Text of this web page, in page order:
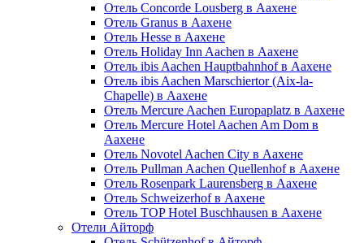
Отель Concorde Lousberg в Аахене
Отель Granus в Аахене
Отель Hesse в Аахене
Отель Holiday Inn Aachen в Аахене
Отель ibis Aachen Hauptbahnhof в Аахене
Отель ibis Aachen Marschiertor (Aix-la-
Chapelle) в Аахене
Отель Mercure Aachen Europaplatz в Аахене
Отель Mercure Hotel Aachen Am Dom в
Аахене
Отель Novotel Aachen City в Аахене
Отель Pullman Aachen Quellenhof в Аахене
Отель Rosenpark Laurensberg в Аахене
Отель Schweizerhof в Аахене
Отель TOP Hotel Buschhausen в Аахене
Отели Айторф